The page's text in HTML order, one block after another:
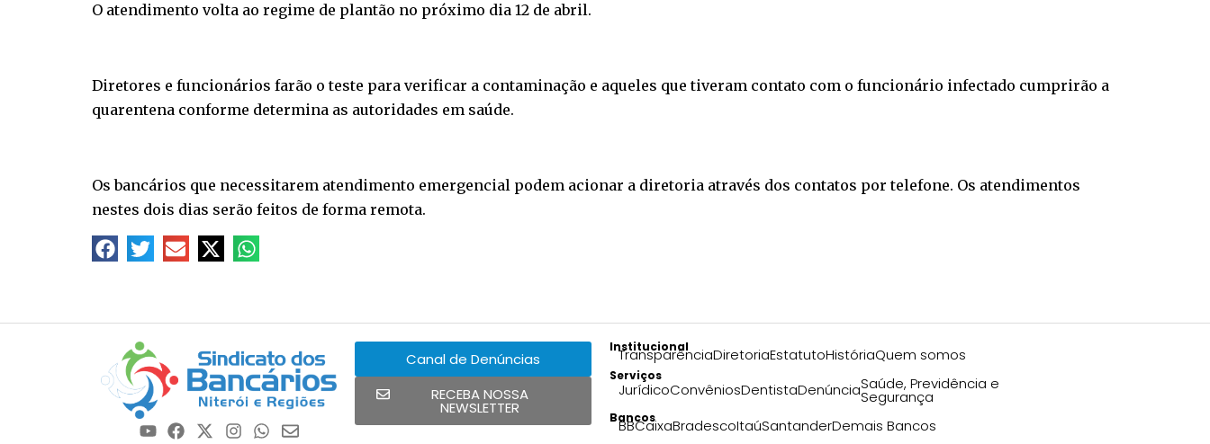
O atendimento volta ao regime de plantão no próximo dia 12 de abril.
Diretores e funcionários farão o teste para verificar a contaminação e aqueles que tiveram contato com o funcionário infectado cumprirão a
quarentena conforme determina as autoridades em saúde.
Os bancários que necessitarem atendimento emergencial podem acionar a diretoria através dos contatos por telefone. Os atendimentos
nestes dois dias serão feitos de forma remota.
Canal de Denúncias
RECEBA NOSSA
NEWSLETTER
Institucional
TransparênciaDiretoriaEstatutoHistóriaQuem somos
Serviços
JurídicoConvêniosDentistaDenúnciaSaúde, Previdência e
Segurança
Bancos
BBCaixaBradescoItaúSantanderDemais Bancos